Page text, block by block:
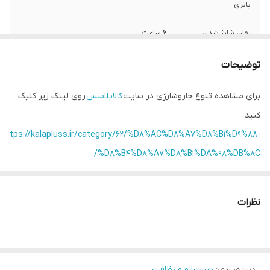
باتری
زمان شارژ شدن
6 ساعت
محفظه مخصوص
لوازم جانبی
دارد
توضیحات
برای مشاهده تنوع جاروشارژی در سایتکالاپلاسسروی لینک زیر کلیک
کنید
https://kalapluss.ir/category/62/%D8%AC%D8%A7%D8%B1%D9%88-
%D8%B4%D8%A7%D8%B1%DA%98%DB%8C/
نظرات